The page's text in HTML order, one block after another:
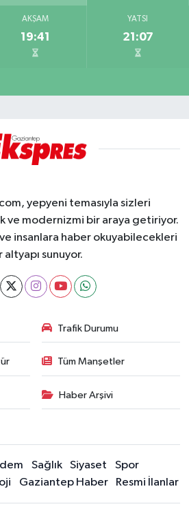
AKŞAM
19:41
YATSI
21:07
yepyeni temasıyla sizleri
ve modernizmi bir araya getiriyor.
insanlara haber okuyabilecekleri
altyapı sunuyor.
Trafik Durumu
Tüm Manşetler
Haber Arşivi
Sağlık Siyaset
Spor
Gaziantep Haber Resmi İlanlar